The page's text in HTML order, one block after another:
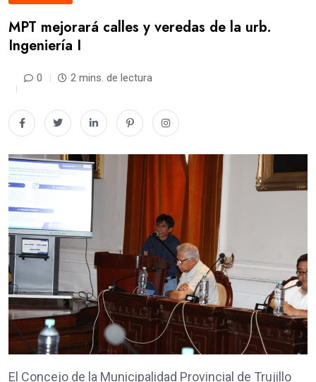
MPT mejorará calles y veredas de la urb.
Ingeniería I
0 2 mins. de lectura
El Concejo de la Municipalidad Provincial de Trujillo